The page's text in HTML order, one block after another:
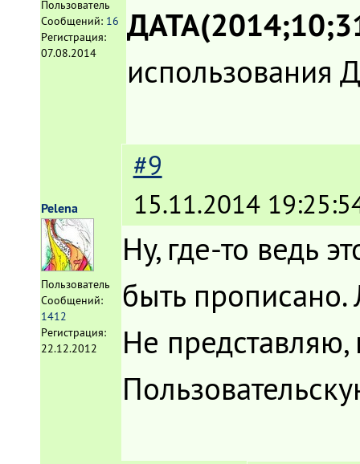
Пользователь
Сообщений: 16
Регистрация:
07.08.2014
использования
Pelena
Пользователь
Сообщений:
1412
Регистрация:
22.12.2012
#9
15.11.2014
Ну, где-то ведь
быть
Не